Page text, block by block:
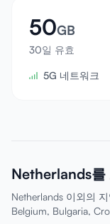
50GB
30일 유효
5G 네트워크
Netherlands를
Netherlands 이외의
Belgium, Bulgaria,